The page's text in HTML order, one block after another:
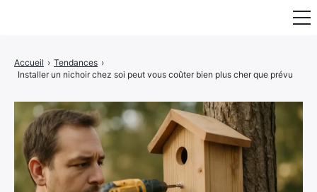
Accueil › Tendances ›
Installer un nichoir chez soi peut vous coûter bien plus cher que prévu
Mobilier & Rangement
Luminaire
Maison
Art & Décoration